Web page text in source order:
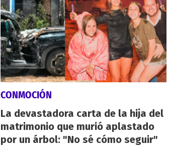
CONMOCIÓN
La devastadora carta de la hija del
matrimonio que murió aplastado
por un árbol: "No sé cómo seguir"